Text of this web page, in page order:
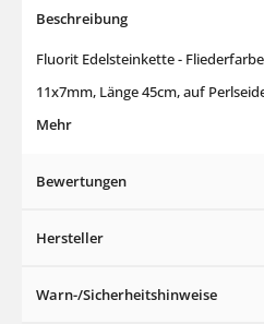
Beschreibung
Fluorit Edelsteinkette -
11x7mm, Länge 45cm, auf
Mehr
Bewertungen
Hersteller
Warn-/Sicherheitshinweise